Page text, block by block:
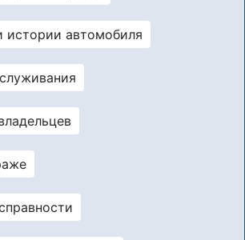
истории автомобиля